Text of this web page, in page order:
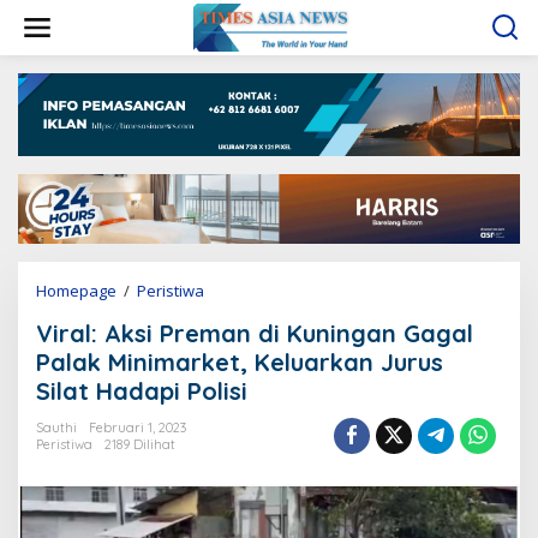
w
Homepage / Peristiwa
r
a
l
:
i
P
Viral: Aksi Preman di Kuningan Gagal
Palak Minimarket, Keluarkan Jurus
Silat Hadapi Polisi
Sauthi
Februari 1, 2023
Peristiwa
2189 Dilihat